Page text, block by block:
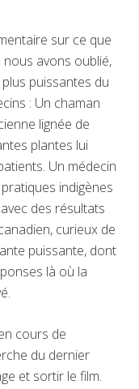
sur ce que
avons oublié,
puissantes du
: Un chaman
lignée de
plantes lui
Un médecin
indigènes
des résultats
curieux de
puissante, dont
là où la
cours de
du dernier
et sortir le film.